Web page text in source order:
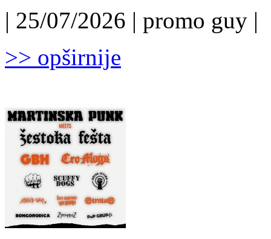
| 25/07/2026 | promo guy |
>> opširnije